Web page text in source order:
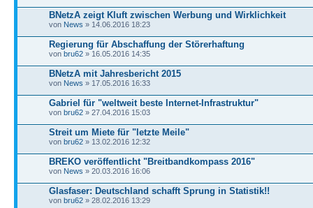
BNetzA zeigt Kluft zwischen Werbung und Wirklichkeit
von News » 14.06.2016 18:23
Regierung für Abschaffung der Störerhaftung
von bru62 » 16.05.2016 14:35
BNetzA mit Jahresbericht 2015
von News » 17.05.2016 16:33
Gabriel für "weltweit beste Internet-Infrastruktur"
von bru62 » 27.04.2016 15:03
Streit um Miete für "letzte Meile"
von bru62 » 13.02.2016 12:32
BREKO veröffentlicht "Breitbandkompass 2016"
von News » 20.03.2016 16:06
Glasfaser: Deutschland schafft Sprung in Statistik!!
von bru62 » 28.02.2016 13:29